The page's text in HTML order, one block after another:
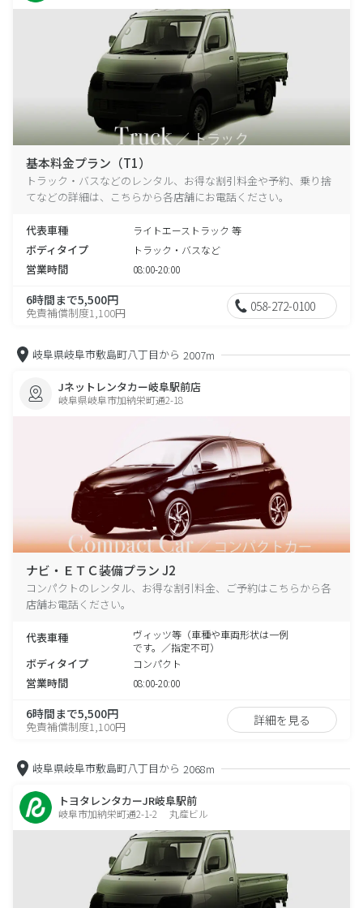
基本料金プラン（T1）
トラック・バスなどのレンタル、お得な割引料金や予約、乗り捨
てなどの詳細は、こちらから各店舗にお電話ください。
代表車種 ライトエーストラック 等
ボディタイプ トラック・バスなど
営業時間 08:00-20:00
6時間まで5,500円
免責補償制度1,100円 058-272-0100
岐阜県岐阜市敷島町八丁目から 2007m
Jネットレンタカー岐阜駅前店
岐阜県岐阜市加納栄町通2-18
ナビ・ＥＴＣ装備プラン J2
コンパクトのレンタル、お得な割引料金、ご予約はこちらから各
店舗お電話ください。
代表車種
ヴィッツ等（車種や車両形状は一例
です。／指定不可）
ボディタイプ コンパクト
営業時間 08:00-20:00
6時間まで5,500円
免責補償制度1,100円 詳細を見る
岐阜県岐阜市敷島町八丁目から 2068m
トヨタレンタカーJR岐阜駅前
岐阜市加納栄町通2-1-2 丸産ビル